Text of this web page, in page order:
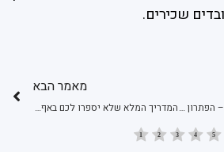
שכירים.
ניכיון צ'קים לקבלני בנייה – הפתרון למחסור בתזרים המזומנים שמבטיח את המשכיות פעילות העסק
מאמר הבא
המדריך המלא שלא יספרו לכם באף מקום על המרת מטח